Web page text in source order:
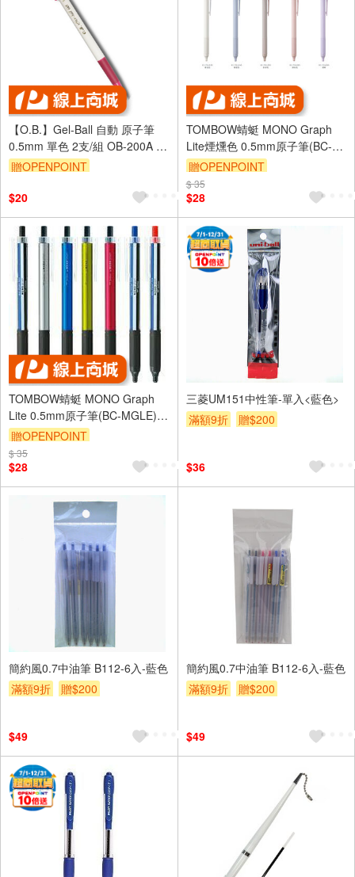
【O.B.】Gel-Ball 自動 原子筆
0.5mm 單色 2支/組 OB-200A -
多款可選
贈OPENPOINT
$20
TOMBOW蜻蜓 MONO Graph
Lite煙燻色 0.5mm原子筆(BC-
MGLE)藍替芯
贈OPENPOINT
$ 35
$28
TOMBOW蜻蜓 MONO Graph
Lite 0.5mm原子筆(BC-MGLE)藍
替芯
贈OPENPOINT
$ 35
$28
三菱UM151中性筆-單入<藍色>
滿額9折
贈$200
$36
簡約風0.7中油筆 B112-6入-藍色
滿額9折
贈$200
$49
簡約風0.7中油筆 B112-6入-藍色
滿額9折
贈$200
$49